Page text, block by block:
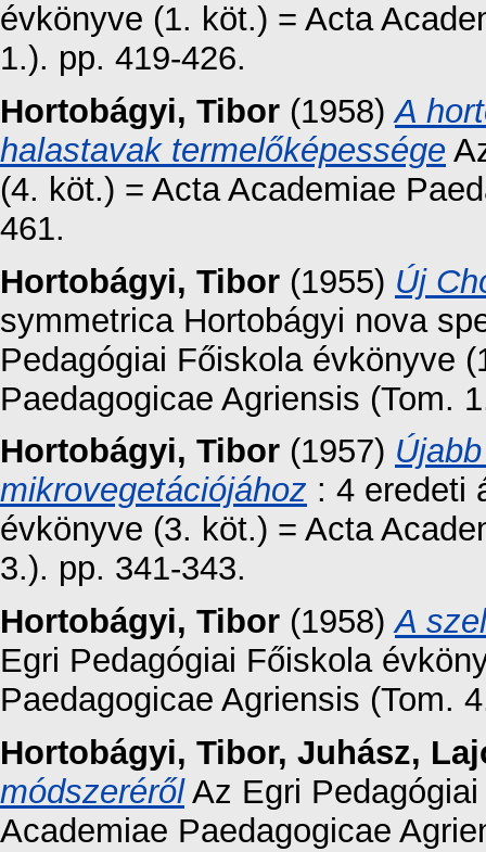
évkönyve (1. köt.) = Acta
1.). pp. 419-426.
Hortobágyi, Tibor (1958)A
halastavak termelőképessége
(4. köt.) = Acta Academiae
461.
Hortobágyi, Tibor (1955) Új
symmetrica Hortobágyi nova
Pedagógiai Főiskola évkönyve
Paedagogicae Agriensis (Tom.
Hortobágyi, Tibor (1957)
mikrovegetációjához : 4 eredeti
évkönyve (3. köt.) = Acta
3.). pp. 341-343.
Hortobágyi, Tibor (1958)A
Egri Pedagógiai Főiskola
Paedagogicae Agriensis (Tom.
Hortobágyi, Tibor, Juhász,
módszerérőlAz Egri
Academiae Paedagogicae